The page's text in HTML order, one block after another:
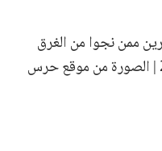
ممن نجوا من الغرق
قبالة سواحل لامبيدوزا عام 2013 | الصورة من موقع حرس